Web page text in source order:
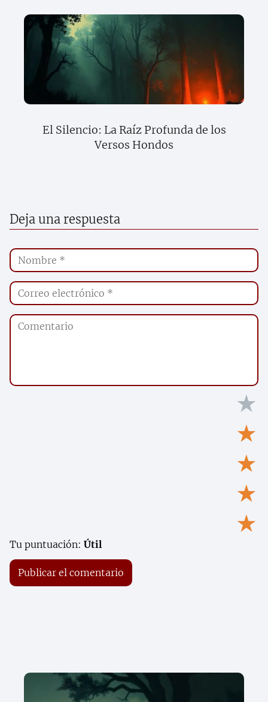
El Silencio: La Raíz Profunda de los
Versos Hondos
Deja una respuesta
★
★
★
★
★
Tu puntuación: Útil